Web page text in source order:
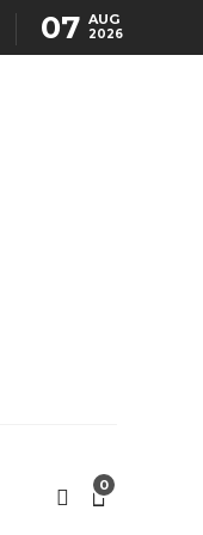
07 AUG
2026
0